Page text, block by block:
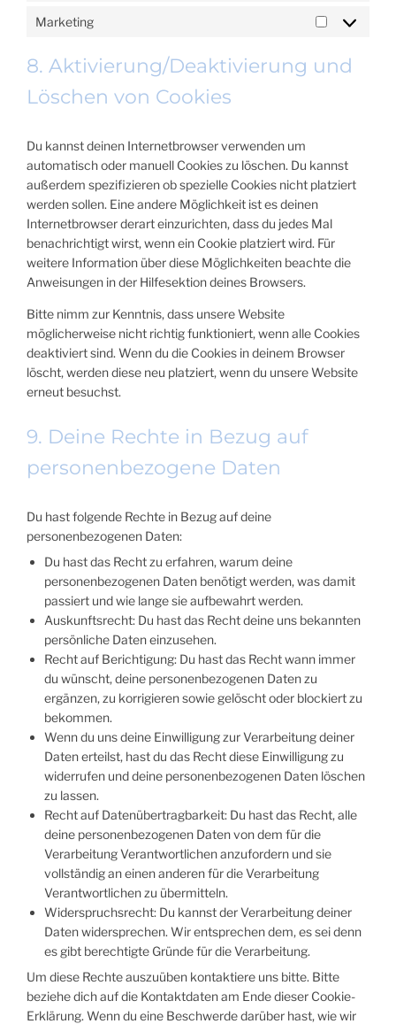
Marketing
8. Aktivierung/Deaktivierung und
Löschen von Cookies
Du kannst deinen Internetbrowser verwenden um
automatisch oder manuell Cookies zu löschen. Du kannst
außerdem spezifizieren ob spezielle Cookies nicht platziert
werden sollen. Eine andere Möglichkeit ist es deinen
Internetbrowser derart einzurichten, dass du jedes Mal
benachrichtigt wirst, wenn ein Cookie platziert wird. Für
weitere Information über diese Möglichkeiten beachte die
Anweisungen in der Hilfesektion deines Browsers.
Bitte nimm zur Kenntnis, dass unsere Website
möglicherweise nicht richtig funktioniert, wenn alle Cookies
deaktiviert sind. Wenn du die Cookies in deinem Browser
löscht, werden diese neu platziert, wenn du unsere Website
erneut besuchst.
9. Deine Rechte in Bezug auf
personenbezogene Daten
Du hast folgende Rechte in Bezug auf deine
personenbezogenen Daten:
Du hast das Recht zu erfahren, warum deine
personenbezogenen Daten benötigt werden, was damit
passiert und wie lange sie aufbewahrt werden.
Auskunftsrecht: Du hast das Recht deine uns bekannten
persönliche Daten einzusehen.
Recht auf Berichtigung: Du hast das Recht wann immer
du wünscht, deine personenbezogenen Daten zu
ergänzen, zu korrigieren sowie gelöscht oder blockiert zu
bekommen.
Wenn du uns deine Einwilligung zur Verarbeitung deiner
Daten erteilst, hast du das Recht diese Einwilligung zu
widerrufen und deine personenbezogenen Daten löschen
zu lassen.
Recht auf Datenübertragbarkeit: Du hast das Recht, alle
deine personenbezogenen Daten von dem für die
Verarbeitung Verantwortlichen anzufordern und sie
vollständig an einen anderen für die Verarbeitung
Verantwortlichen zu übermitteln.
Widerspruchsrecht: Du kannst der Verarbeitung deiner
Daten widersprechen. Wir entsprechen dem, es sei denn
es gibt berechtigte Gründe für die Verarbeitung.
Um diese Rechte auszuüben kontaktiere uns bitte. Bitte
beziehe dich auf die Kontaktdaten am Ende dieser Cookie-
Erklärung. Wenn du eine Beschwerde darüber hast, wie wir